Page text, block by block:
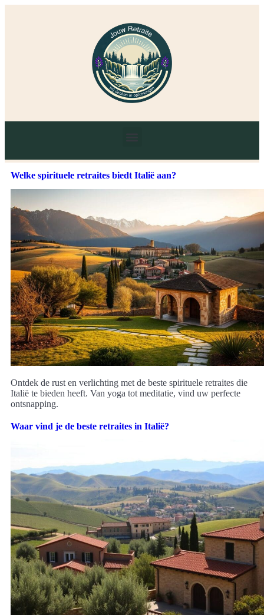
Welke spirituele retraites biedt Italië aan?
Ontdek de rust en verlichting met de beste spirituele retraites die
Italië te bieden heeft. Van yoga tot meditatie, vind uw perfecte
ontsnapping.
Waar vind je de beste retraites in Italië?